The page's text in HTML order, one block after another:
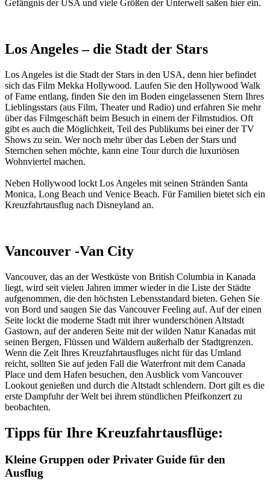
Gefängnis der USA und viele Größen der Unterwelt saßen hier ein.
Los Angeles – die Stadt der Stars
Los Angeles ist die Stadt der Stars in den USA, denn hier befindet
sich das Film Mekka Hollywood. Laufen Sie den Hollywood Walk
of Fame entlang, finden Sie den im Boden eingelassenen Stern Ihres
Lieblingsstars (aus Film, Theater und Radio) und erfahren Sie mehr
über das Filmgeschäft beim Besuch in einem der Filmstudios. Oft
gibt es auch die Möglichkeit, Teil des Publikums bei einer der TV
Shows zu sein. Wer noch mehr über das Leben der Stars und
Sternchen sehen möchte, kann eine Tour durch die luxuriösen
Wohnviertel machen.
Neben Hollywood lockt Los Angeles mit seinen Stränden Santa
Monica, Long Beach und Venice Beach. Für Familien bietet sich ein
Kreuzfahrtausflug nach Disneyland an.
Vancouver -Van City
Vancouver, das an der Westküste von British Columbia in Kanada
liegt, wird seit vielen Jahren immer wieder in die Liste der Städte
aufgenommen, die den höchsten Lebensstandard bieten. Gehen Sie
von Bord und saugen Sie das Vancouver Feeling auf. Auf der einen
Seite lockt die moderne Stadt mit ihrer wunderschönen Altstadt
Gastown, auf der anderen Seite mit der wilden Natur Kanadas mit
seinen Bergen, Flüssen und Wäldern außerhalb der Stadtgrenzen.
Wenn die Zeit Ihres Kreuzfahrtausfluges nicht für das Umland
reicht, sollten Sie auf jeden Fall die Waterfront mit dem Canada
Place und dem Hafen besuchen, den Ausblick vom Vancouver
Lookout genießen und durch die Altstadt schlendern. Dort gilt es die
erste Dampfuhr der Welt bei ihrem stündlichen Pfeifkonzert zu
beobachten.
Tipps für Ihre Kreuzfahrtausflüge:
Kleine Gruppen oder Privater Guide für den
Ausflug